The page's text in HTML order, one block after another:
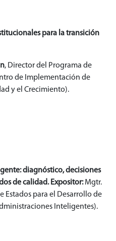
para la transición
, Director del Programa de
de Implementación de
y el Crecimiento).
diagnóstico, decisiones
de calidad. Expositor:Mgtr.
Estados para el Desarrollo de
Inteligentes).